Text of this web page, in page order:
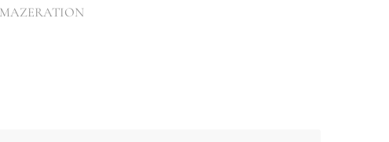
MAZERATION